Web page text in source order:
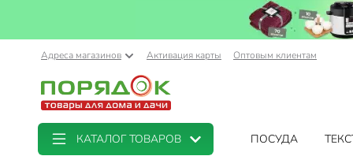
Адреса магазинов Активация карты Оптовым клиентам
КАТАЛОГ ТОВАРОВ ПОСУДА